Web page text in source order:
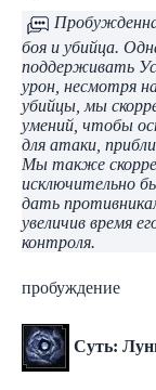
боя и убийца.
поддерживать
урон, несмотря
убийцы, мы
умений, чтобы
для атаки,
Мы также
исключительно
дать
увеличив время
контроля.
пробуждение
Суть: